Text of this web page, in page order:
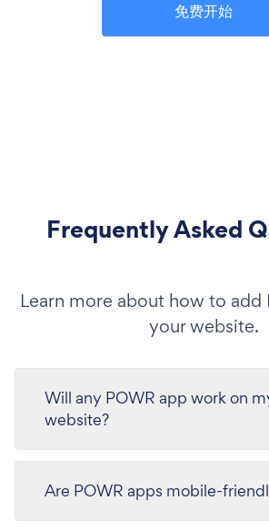
免费开始
Frequently Asked
Learn more about how to add
your website.
Will any POWR app work on
website?
Are POWR apps mobile-